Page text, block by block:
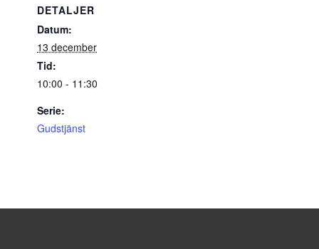
DETALJER
Datum:
13 december
Tid:
10:00 - 11:30
Serie:
Gudstjänst